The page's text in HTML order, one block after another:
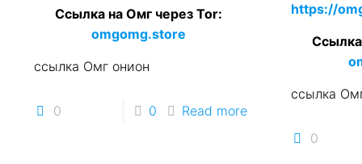
Ссылка на Омг через Tor:
omgomg.store
ссылка Омг онион
0 0 Read more
https://
ссылка
0